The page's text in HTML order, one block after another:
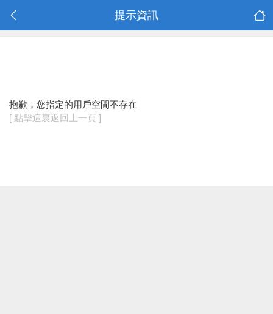
提示資訊
抱歉，您指定的用戶空間不存在
[ 點擊這裏返回上一頁 ]